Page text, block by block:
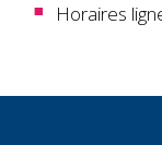
Horaires